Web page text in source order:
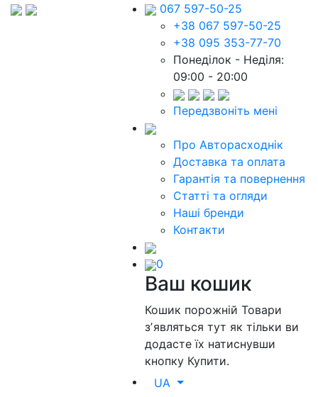
067 597-50-25
+38 067 597-50-25
+38 095 353-77-70
Понеділок - Неділя:
09:00 - 20:00
Передзвоніть мені
Про Авторасходнік
Доставка та оплата
Гарантія та повернення
Статті та огляди
Наші бренди
Контакти
0
Ваш кошик
Кошик порожнійТовари
зʼявляться тут як тільки ви
додасте їх натиснувши
кнопку Купити.
UA